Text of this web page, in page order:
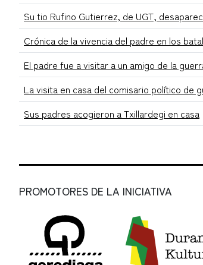
Su tio Rufino Gutierrez, de UGT,
Crónica de la vivencia del padre en los
El padre fue a visitar a un amigo de la
La visita en casa del comisario político de
Sus padres acogieron a Txillardegi en casa
PROMOTORES DE LA INICIATIVA